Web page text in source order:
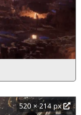
520 × 214 px